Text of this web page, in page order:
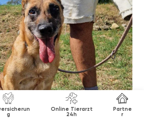
g
Online Tierarzt
24h
Partne
r